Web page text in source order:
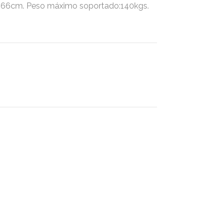
Peso máximo soportado:140kgs.